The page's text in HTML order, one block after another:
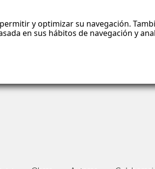
y optimizar su navegación.
en sus hábitos de navegación y